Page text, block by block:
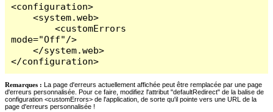
<configuration>
    <system.web>
        <customErrors
mode="Off"/>
    </system.web>
</configuration>
Remarques : La page d'erreurs actuellement affichée peut être remplacée par une page
d'erreurs personnalisée. Pour ce faire, modifiez l'attribut "defaultRedirect" de la balise de
configuration <customErrors> de l'application, de sorte qu'il pointe vers une URL de la
page d'erreurs personnalisée !